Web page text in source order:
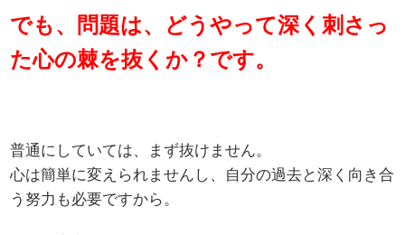
でも、問題は、どうやって深く刺さっ
た心の棘を抜くか？です。
普通にしていては、まず抜けません。
心は簡単に変えられませんし、自分の過去と深く向き合
う努力も必要ですから。